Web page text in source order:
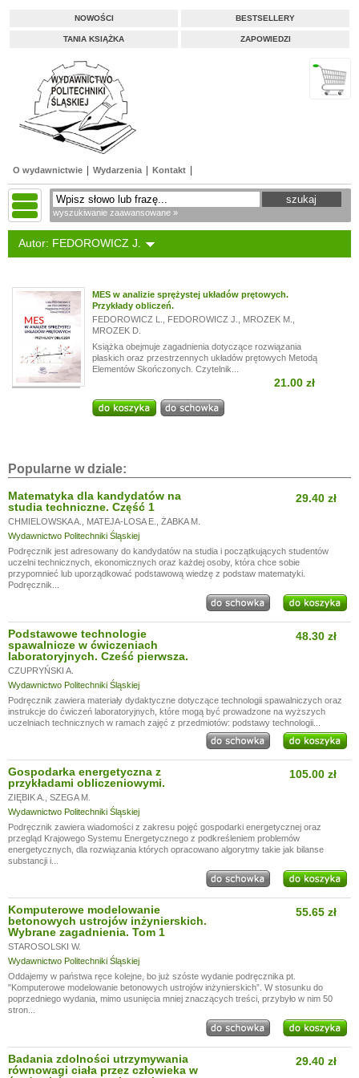
NOWOŚCI BESTSELLERY
TANIA KSIĄŻKA ZAPOWIEDZI
O wydawnictwie Wydarzenia Kontakt
wyszukiwanie zaawansowane »
Autor: FEDOROWICZ J.
MES w analizie sprężystej układów prętowych.
Przykłady obliczeń.
FEDOROWICZ L.
FEDOROWICZ J. MROZEK M.
MROZEK D.
Książka obejmuje zagadnienia dotyczące rozwiązania
płaskich oraz przestrzennych układów prętowych Metodą
Elementów Skończonych. Czytelnik...
21.00 zł
Popularne w dziale:
Matematyka dla kandydatów na
studia techniczne. Część 1
CHMIELOWSKA A. MATEJA-LOSA E.
ŻABKA M.
Wydawnictwo Politechniki Śląskiej
29.40 zł
Podręcznik jest adresowany do kandydatów na studia i początkujących studentów
uczelni technicznych, ekonomicznych oraz każdej osoby, która chce sobie
przypomnieć lub uporządkować podstawową wiedzę z podstaw matematyki.
Podręcznik...
Podstawowe technologie
spawalnicze w ćwiczeniach
laboratoryjnych. Cześć pierwsza.
CZUPRYŃSKI A.
Wydawnictwo Politechniki Śląskiej
48.30 zł
Podręcznik zawiera materiały dydaktyczne dotyczące technologii spawalniczych oraz
instrukcje do ćwiczeń laboratoryjnych, które mogą być prowadzone na wyższych
uczelniach technicznych w ramach zajęć z przedmiotów: podstawy technologii...
Gospodarka energetyczna z
przykładami obliczeniowymi.
ZIĘBIK A.
SZEGA M.
Wydawnictwo Politechniki Śląskiej
105.00 zł
Podręcznik zawiera wiadomości z zakresu pojęć gospodarki energetycznej oraz
przegląd Krajowego Systemu Energetycznego z podkreśleniem problemów
energetycznych, dla rozwiązania których opracowano algorytmy takie jak bilanse
substancji i...
Komputerowe modelowanie
betonowych ustrojów inżynierskich.
Wybrane zagadnienia. Tom 1
STAROSOLSKI W.
Wydawnictwo Politechniki Śląskiej
55.65 zł
Oddajemy w państwa ręce kolejne, bo już szóste wydanie podręcznika pt.
"Komputerowe modelowanie betonowych ustrojów inżynierskich”. W stosunku do
poprzedniego wydania, mimo usunięcia mniej znaczących treści, przybyło w nim 50
stron...
Badania zdolności utrzymywania
równowagi ciała przez człowieka w
29.40 zł